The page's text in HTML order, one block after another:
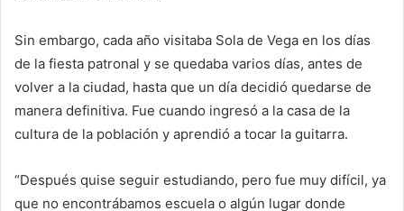
Sin embargo, cada año visitaba Sola de Vega en los días
de la fiesta patronal y se quedaba varios días, antes de
volver a la ciudad, hasta que un día decidió quedarse de
manera definitiva. Fue cuando ingresó a la casa de la
cultura de la población y aprendió a tocar la guitarra.
“Después quise seguir estudiando, pero fue muy difícil, ya
que no encontrábamos escuela o algún lugar donde